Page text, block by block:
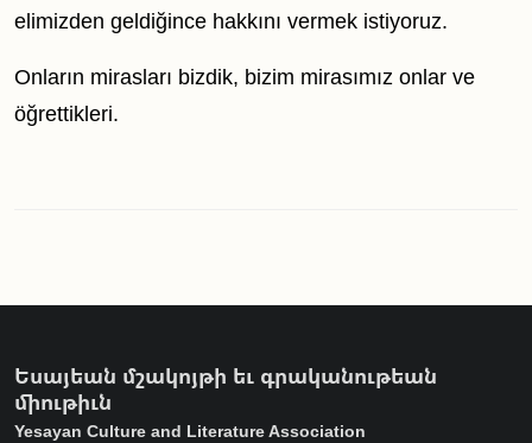
elimizden geldiğince hakkını vermek istiyoruz.
Onların mirasları bizdik, bizim mirasımız onlar ve
öğrettikleri.
Եսայեան մշակոյթի եւ գրականութեան
միութիւն
Yesayan Culture and Literature Association